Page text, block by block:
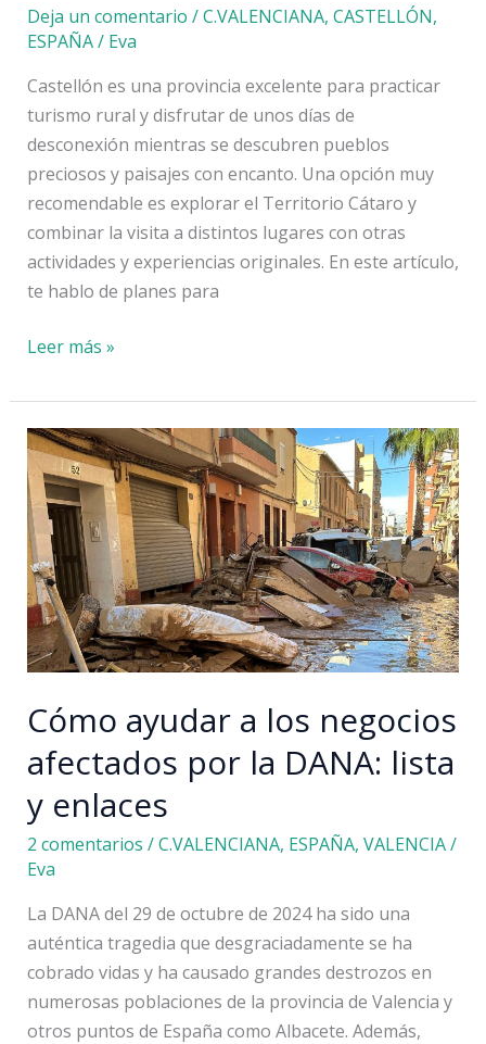
Deja un comentario /C.VALENCIANA, CASTELLÓN,
ESPAÑA/ Eva
Castellón es una provincia excelente para practicar
turismo rural y disfrutar de unos días de
desconexión mientras se descubren pueblos
preciosos y paisajes con encanto. Una opción muy
recomendable es explorar el Territorio Cátaro y
combinar la visita a distintos lugares con otras
actividades y experiencias originales. En este artículo,
te hablo de planes para
Turismo
en
Castellón:
experiencias
en
el
Territorio
Cátaro
Leer más »
Cómo ayudar a los negocios
afectados por la DANA: lista
y enlaces
2 comentarios /C.VALENCIANA, ESPAÑA, VALENCIA/
Eva
La DANA del 29 de octubre de 2024 ha sido una
auténtica tragedia que desgraciadamente se ha
cobrado vidas y ha causado grandes destrozos en
numerosas poblaciones de la provincia de Valencia y
otros puntos de España como Albacete. Además,